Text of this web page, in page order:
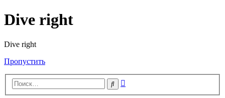
Dive right
Dive right
Пропустить
Поиск